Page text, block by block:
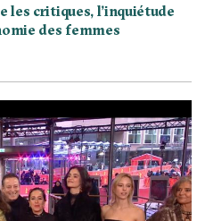
les critiques, l’inquiétude
des femmes